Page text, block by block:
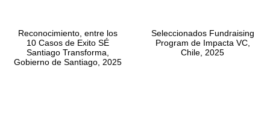
Reconocimiento, entre los
10 Casos de Exito SÉ
Santiago Transforma,
Gobierno de Santiago, 2025
Seleccionados Fundraising
Program de Impacta VC,
Chile, 2025